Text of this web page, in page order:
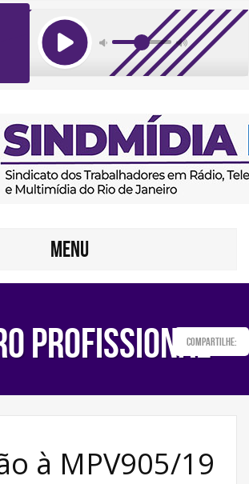
MENU
ProfissionalCompartilhe:
à MPV905/19